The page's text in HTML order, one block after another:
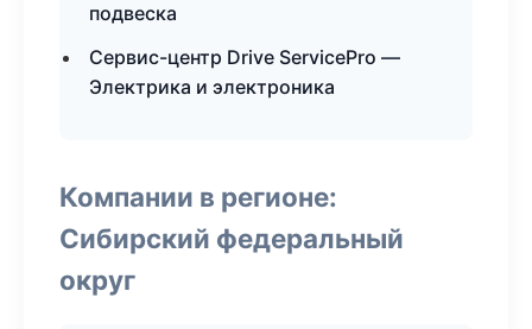
подвеска
Сервис-центр Drive ServicePro —
Электрика и электроника
Компании в регионе:
Сибирский федеральный
округ